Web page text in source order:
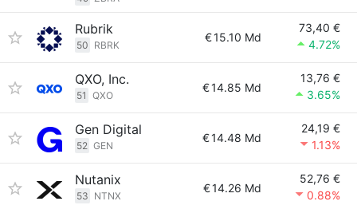
Rubrik
50 RBRK
€15.10 Md
73,40 €
4.72%
QXO, Inc.
51 QXO
€14.85 Md
13,76 €
3.65%
Gen Digital
52 GEN
€14.48 Md
24,19 €
1.13%
Nutanix
53 NTNX
€14.26 Md
52,76 €
0.88%